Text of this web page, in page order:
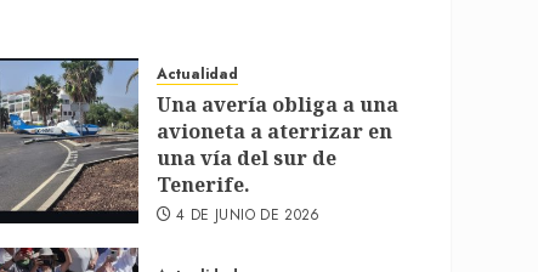
Actualidad
Una avería obliga a una
avioneta a aterrizar en
una vía del sur de
Tenerife.
4 DE JUNIO DE 2026